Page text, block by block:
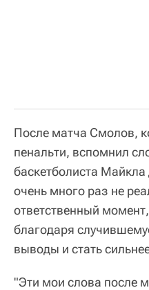
После матча Смолов,
пенальти, вспомнил
баскетболиста
очень много раз не
ответственный
благодаря
выводы и стать
"Эти мои слова после